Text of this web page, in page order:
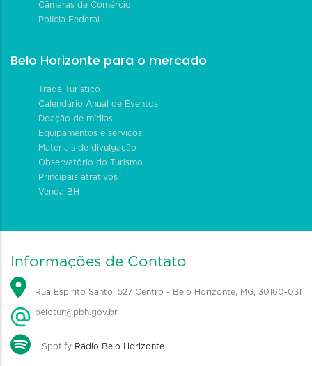
Câmaras de Comércio
Polícia Federal
Belo Horizonte para o mercado
Trade Turístico
Calendário Anual de Eventos
Doação de mídias
Equipamentos e serviços
Materiais de divulgação
Observatório do Turismo
Principais atrativos
Venda BH
Informações de Contato
Rua Espírito Santo, 527 Centro - Belo Horizonte, MG, 30160-031
belotur@pbh.gov.br
Spotify Rádio Belo Horizonte